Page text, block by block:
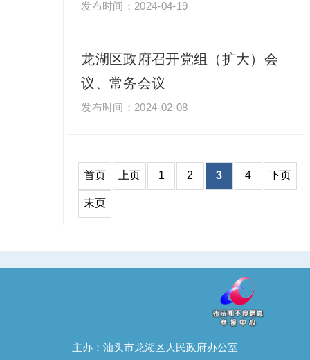
2024-04-19
龙湖区政府召开党组（扩大）会
议、常务会议
2024-02-08
1 2 3 4
主办：汕头市龙湖区人民政府办公室